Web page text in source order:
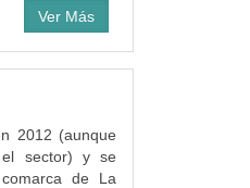
Ver Más
2012 (aunque
sector) y se
de La